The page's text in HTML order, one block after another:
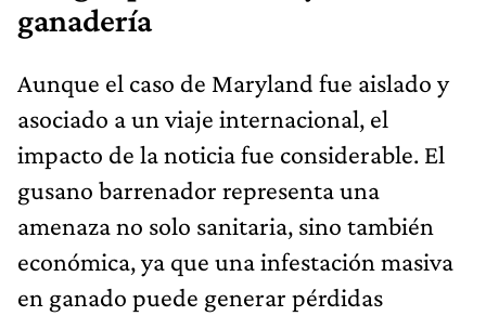
ganadería
Aunque el caso de Maryland fue aislado y
asociado a un viaje internacional, el
impacto de la noticia fue considerable. El
gusano barrenador representa una
amenaza no solo sanitaria, sino también
económica, ya que una infestación masiva
en ganado puede generar pérdidas